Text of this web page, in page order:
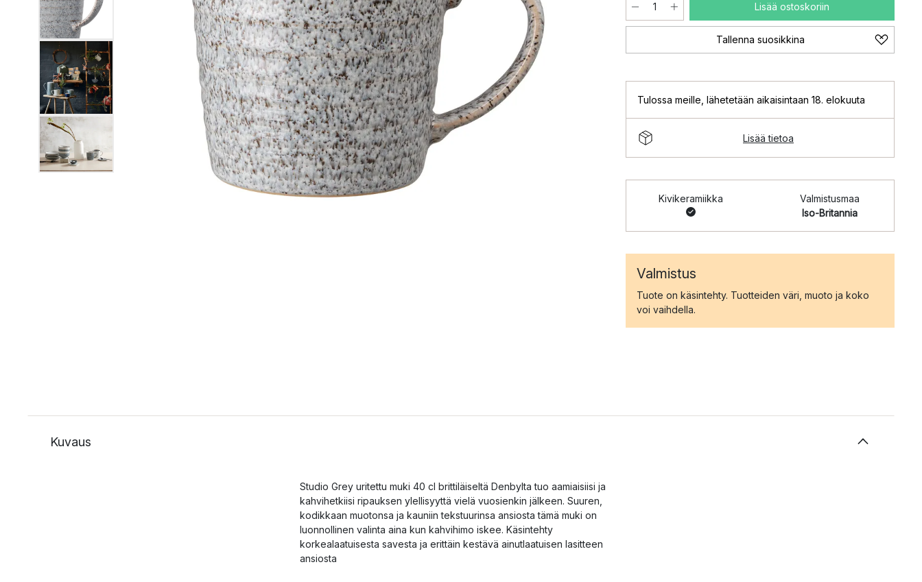
Lisää ostoskoriin
Tallenna suosikkina
Tulossa meille lähetetään aikaisintaan 18. elokuuta
Lisää tietoa
Kivikeramiikka
Valmistusmaa
Iso-Britannia
Valmistus
Tuote on käsintehty. Tuotteiden väri, muoto ja koko
voi vaihdella.
Kuvaus
Studio Grey uritettu muki 40 cl brittiläiseltä Denbylta tuo aamiaisiisi ja
kahvihetkiisi ripauksen ylellisyyttä vielä vuosienkin jälkeen. Suuren,
kodikkaan muotonsa ja kauniin tekstuurinsa ansiosta tämä muki on
luonnollinen valinta aina kun kahvihimo iskee. Käsintehty
korkealaatuisesta savesta ja erittäin kestävä ainutlaatuisen lasitteen
ansiosta